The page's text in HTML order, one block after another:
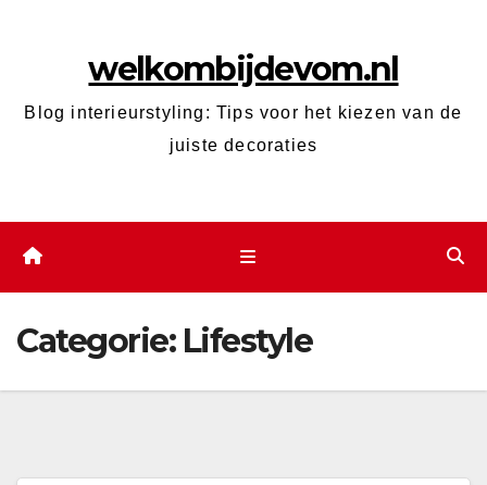
inhoud
welkombijdevom.nl
Blog interieurstyling: Tips voor het kiezen van de
juiste decoraties
Categorie: Lifestyle